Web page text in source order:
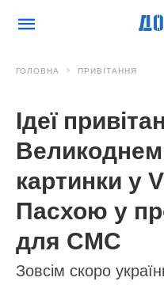
ГОЛОВНА ПРИВІТАННЯ
Ідеї
картинки у
Пасхою у
для СМС
Зовсім скоро